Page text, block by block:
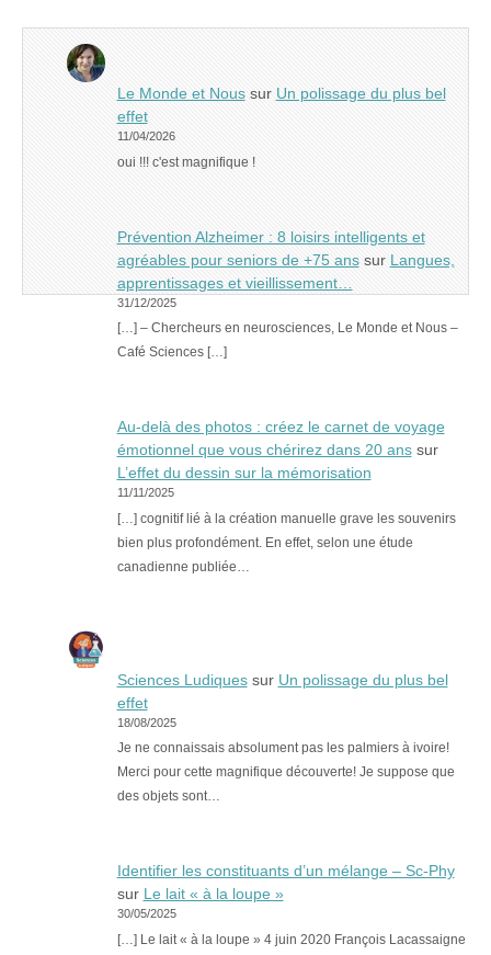
Le Monde et Noussur Un polissage du plus bel
effet
11/04/2026
oui !!! c'est magnifique !
Prévention Alzheimer : 8 loisirs intelligents et
agréables pour seniors de +75 anssur Langues,
apprentissages et vieillissement…
31/12/2025
[…] – Chercheurs en neurosciences, Le Monde et Nous –
Café Sciences […]
Au-delà des photos : créez le carnet de voyage
émotionnel que vous chérirez dans 20 anssur
L’effet du dessin sur la mémorisation
11/11/2025
[…] cognitif lié à la création manuelle grave les souvenirs
bien plus profondément. En effet, selon une étude
canadienne publiée…
Sciences Ludiquessur Un polissage du plus bel
effet
18/08/2025
Je ne connaissais absolument pas les palmiers à ivoire!
Merci pour cette magnifique découverte! Je suppose que
des objets sont…
Identifier les constituants d’un mélange – Sc-Phy
sur Le lait « à la loupe »
30/05/2025
[…] Le lait « à la loupe » 4 juin 2020 François Lacassaigne